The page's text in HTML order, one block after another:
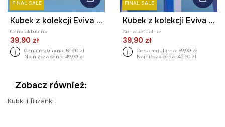
FINAL SALE
Kubek z kolekcji Eviva L'arte 460 ml
Cena aktualna:
39,90 zł
Cena regularna: 69,90 zł
Najniższa cena: 49,90 zł
FINAL SALE
Kubek z kolekcji Eviva L'arte 460 ml
Cena aktualna:
39,90 zł
Cena regularna: 69,90 zł
Najniższa cena: 49,90 zł
Zobacz również:
Kubki i filiżanki